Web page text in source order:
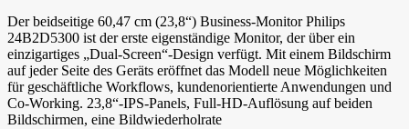
Der beidseitige 60,47 cm (23,8“) Business-Monitor Philips
24B2D5300 ist der erste eigenständige Monitor, der über ein
einzigartiges „Dual-Screen“-Design verfügt. Mit einem Bildschirm
auf jeder Seite des Geräts eröffnet das Modell neue Möglichkeiten
für geschäftliche Workflows, kundenorientierte Anwendungen und
Co-Working. 23,8“-IPS-Panels, Full-HD-Auflösung auf beiden
Bildschirmen, eine Bildwiederholrate